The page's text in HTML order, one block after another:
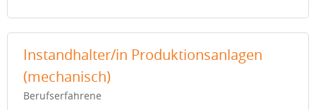
Instandhalter/in Produktionsanlagen
(mechanisch)
Berufserfahrene